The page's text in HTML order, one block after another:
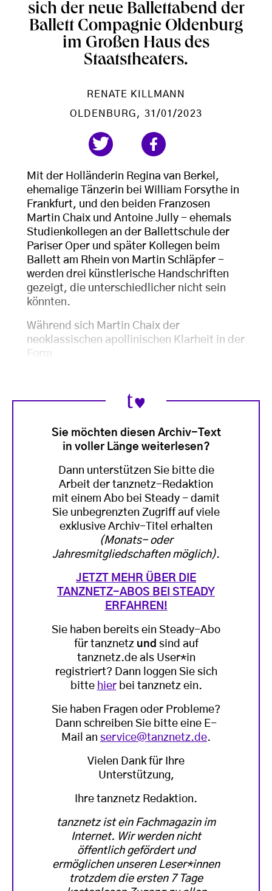
sich der neue Ballettabend der
Ballett Compagnie Oldenburg
im Großen Haus des
Staatstheaters.
RENATE KILLMANN
OLDENBURG , 31/01/2023
Mit der Holländerin Regina van Berkel,
ehemalige Tänzerin bei William Forsythe in
Frankfurt, und den beiden Franzosen
Martin Chaix und Antoine Jully - ehemals
Studienkollegen an der Ballettschule der
Pariser Oper und später Kollegen beim
Ballett am Rhein von Martin Schläpfer -
werden drei künstlerische Handschriften
gezeigt, die unterschiedlicher nicht sein
könnten.
Während sich Martin Chaix der
neoklassischen apollinischen Klarheit in der
Form
Sie möchten diesen Archiv-Text
in voller Länge weiterlesen?
Dann unterstützen Sie bitte die
Arbeit der tanznetz-Redaktion
mit einem Abo bei Steady - damit
Sie unbegrenzten Zugriff auf viele
exklusive Archiv-Titel erhalten
(Monats- oder
Jahresmitgliedschaften möglich).
JETZT MEHR ÜBER DIE
TANZNETZ-ABOS BEI STEADY
ERFAHREN!
Sie haben bereits ein Steady-Abo
für tanznetz und sind auf
tanznetz.de als User*in
registriert? Dann loggen Sie sich
bitte hierbei tanznetz ein.
Sie haben Fragen oder Probleme?
Dann schreiben Sie bitte eine E-
Mail an service@tanznetz.de.
Vielen Dank für Ihre
Unterstützung,
Ihre tanznetz Redaktion.
tanznetz ist ein Fachmagazin im
Internet. Wir werden nicht
öffentlich gefördert und
ermöglichen unseren Leser*innen
trotzdem die ersten 7 Tage